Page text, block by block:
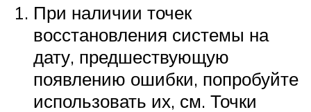
При наличии точек
восстановления системы на
дату, предшествующую
появлению ошибки, попробуйте
использовать их, см. Точки